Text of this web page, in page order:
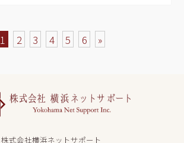
1 2 3 4 5 6 »
株式会社横浜ネットサポート